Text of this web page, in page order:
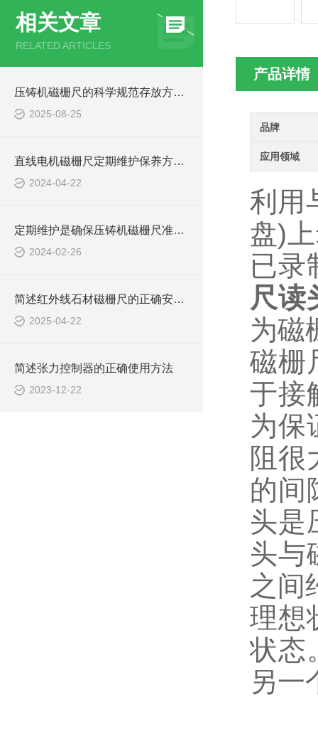
相关文章
RELATED ARTICLES
压铸机磁栅尺的科学规范存放方法介绍
2025-08-25
直线电机磁栅尺定期维护保养方法的详细介绍
2024-04-22
定期维护是确保压铸机磁栅尺准确测量的关键
2024-02-26
简述红外线石材磁栅尺的正确安装步骤及注意事项
2025-04-22
简述张力控制器的正确使用方法
2023-12-22
产品详情
品牌
应用领域
利用
盘)
已录
尺读
为磁
磁栅
于接
为保
阻很
的间
头是
头与
之间
理想
状态
另一